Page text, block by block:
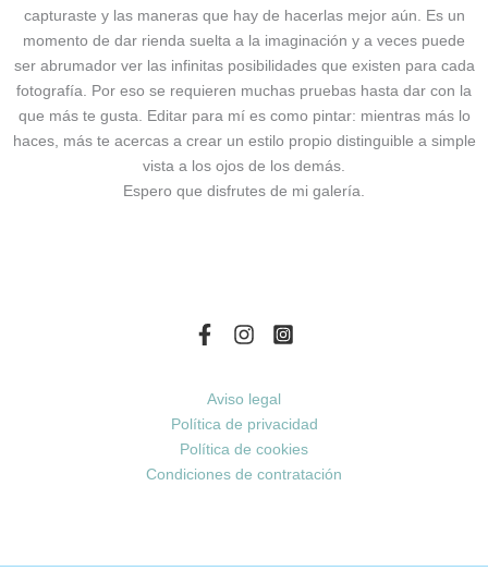
capturaste y las maneras que hay de hacerlas mejor aún. Es un
momento de dar rienda suelta a la imaginación y a veces puede
ser abrumador ver las infinitas posibilidades que existen para cada
fotografía. Por eso se requieren muchas pruebas hasta dar con la
que más te gusta. Editar para mí es como pintar: mientras más lo
haces, más te acercas a crear un estilo propio distinguible a simple
vista a los ojos de los demás.
Espero que disfrutes de mi galería.
Aviso legal
Política de privacidad
Política de cookies
Condiciones de contratación